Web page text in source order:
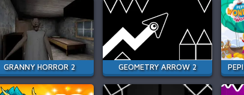
GRANNY HORROR 2 GEOMETRY ARROW 2